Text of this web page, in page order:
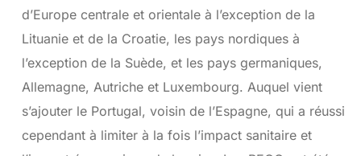
d’Europe centrale et orientale à l’exception de la
Lituanie et de la Croatie, les pays nordiques à
l’exception de la Suède, et les pays germaniques,
Allemagne, Autriche et Luxembourg. Auquel vient
s’ajouter le Portugal, voisin de l’Espagne, qui a réussi
cependant à limiter à la fois l’impact sanitaire et